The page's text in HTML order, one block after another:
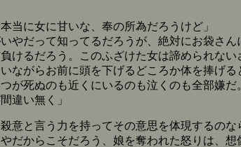
当に女に甘いな、奉の所為だろうけど」
やだって知ってるだろうが、絶対にお袋さん
けるだろう。このふざけた女は諦められな
ながらお前に頭を下げるどころか体を捧げる
が死ぬのも近くにいるのも泣くのも全部嫌
違い無く」
意と言う力を持ってその意思を体現するのな
だからこそだろう、娘を奪われた怒りは、